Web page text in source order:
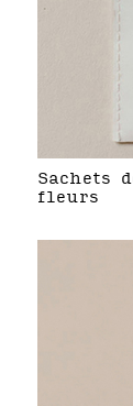
Sachets
fleurs